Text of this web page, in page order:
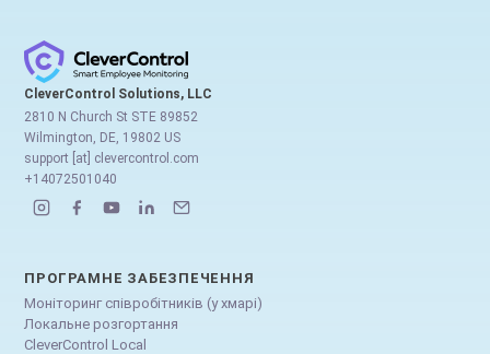
CleverControl Solutions, LLC
2810 N Church St STE 89852
Wilmington, DE, 19802 US
support [at] clevercontrol.com
+14072501040
ПРОГРАМНЕ ЗАБЕЗПЕЧЕННЯ
Моніторинг співробітників (у хмарі)
Локальне розгортання
CleverControl Local